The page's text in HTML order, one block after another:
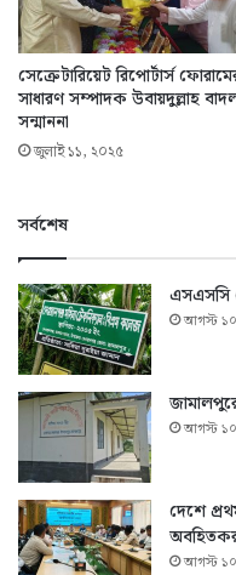
সেক্রেটারিয়েট রিপোর্টার্স
সাধারণ সম্পাদক উবায়দুল্লাহ
সন্মাননা
জুলাই ১১, ২০২৫
সর্বশেষ
এসএসসি
আগস্ট
আগস্ট
দেশে
আগস্ট